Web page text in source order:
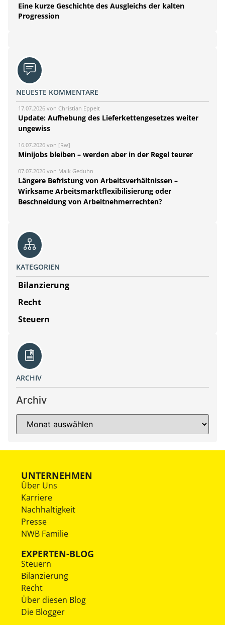
Eine kurze Geschichte des Ausgleichs der kalten
Progression
NEUESTE KOMMENTARE
17.07.2026 von Christian Eppelt
Update: Aufhebung des Lieferkettengesetzes weiter
ungewiss
16.07.2026 von [Rw]
Minijobs bleiben – werden aber in der Regel teurer
07.07.2026 von Maik Geduhn
Längere Befristung von Arbeitsverhältnissen –
Wirksame Arbeitsmarktflexibilisierung oder
Beschneidung von Arbeitnehmerrechten?
KATEGORIEN
Bilanzierung
Recht
Steuern
ARCHIV
Archiv
UNTERNEHMEN
Über Uns
Karriere
Nachhaltigkeit
Presse
NWB Familie
EXPERTEN-BLOG
Steuern
Bilanzierung
Recht
Über diesen Blog
Die Blogger